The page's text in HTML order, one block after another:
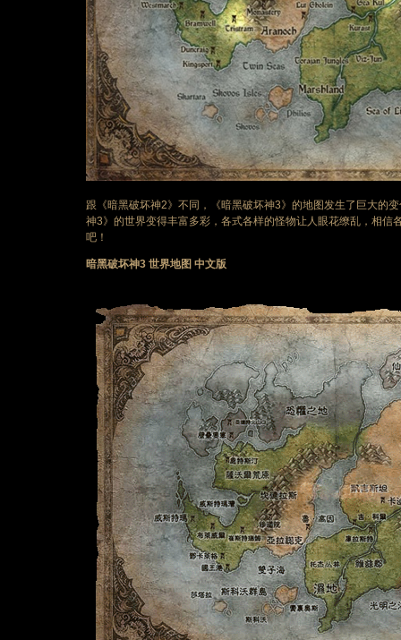
跟《暗黑破坏神2》不同，《暗黑破坏神3》的地图发生了巨大的
神3》的世界变得丰富多彩，各式各样的怪物让人眼花缭乱，相
吧！
暗黑破坏神3 世界地图 中文版